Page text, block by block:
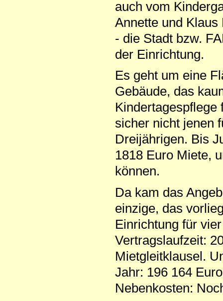
auch vom
Annette und
- die Stadt bzw.
der Einrichtung.
Es geht um eine
Gebäude, das
sicher nicht jenen
Dreijährigen. Bis
1818 Euro Miete,
können.
Da kam das
einzige, das
Einrichtung für
Vertragslaufzeit:
Mietgleitklausel.
Jahr: 196 164
Nebenkosten: